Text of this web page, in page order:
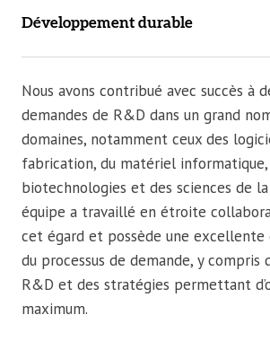
Développement durable
Nous avons contribué avec succès à
demandes de R&D dans un grand
domaines, notamment ceux des
fabrication, du matériel informatique,
biotechnologies et des sciences de
équipe a travaillé en étroite
cet égard et possède une excellente
du processus de demande, y compris
R&D et des stratégies permettant
maximum.